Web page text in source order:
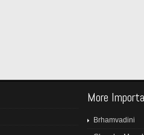
More
Brhamvadini